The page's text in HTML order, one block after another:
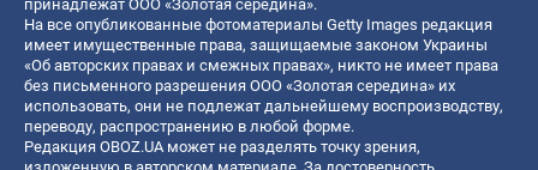
принадлежат ООО «Золотая середина».
На все опубликованные фотоматериалы Getty Images редакция
имеет имущественные права, защищаемые законом Украины
«Об авторских правах и смежных правах», никто не имеет права
без письменного разрешения ООО «Золотая середина» их
использовать, они не подлежат дальнейшему воспроизводству,
переводу, распространению в любой форме.
Редакция OBOZ.UA может не разделять точку зрения,